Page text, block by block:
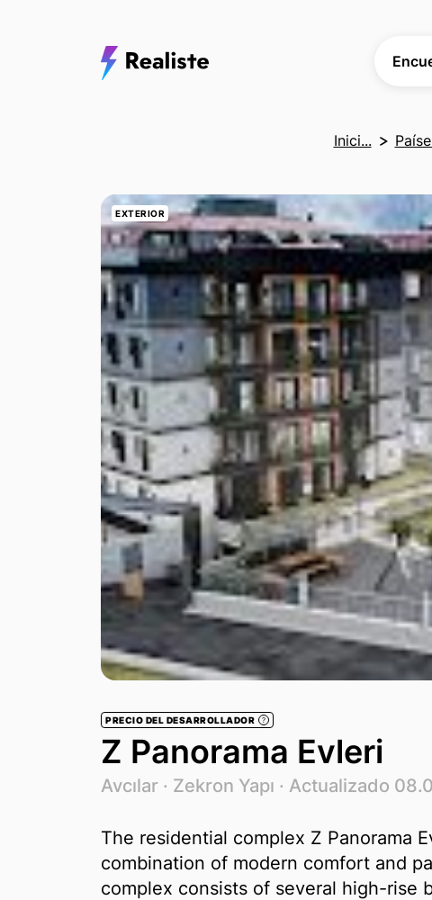
Inici...
EXTERIOR
PRECIO DEL DESARROLLADOR ?
Z Panorama Evleri
Avcılar · Zekron Yapı · Actualizado
The residential complex Z Panorama
combination of modern comfort and
complex consists of several high-rise